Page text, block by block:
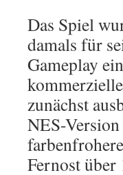
Das Spiel
damals für
Gameplay
zunächst
NES-
Fernost